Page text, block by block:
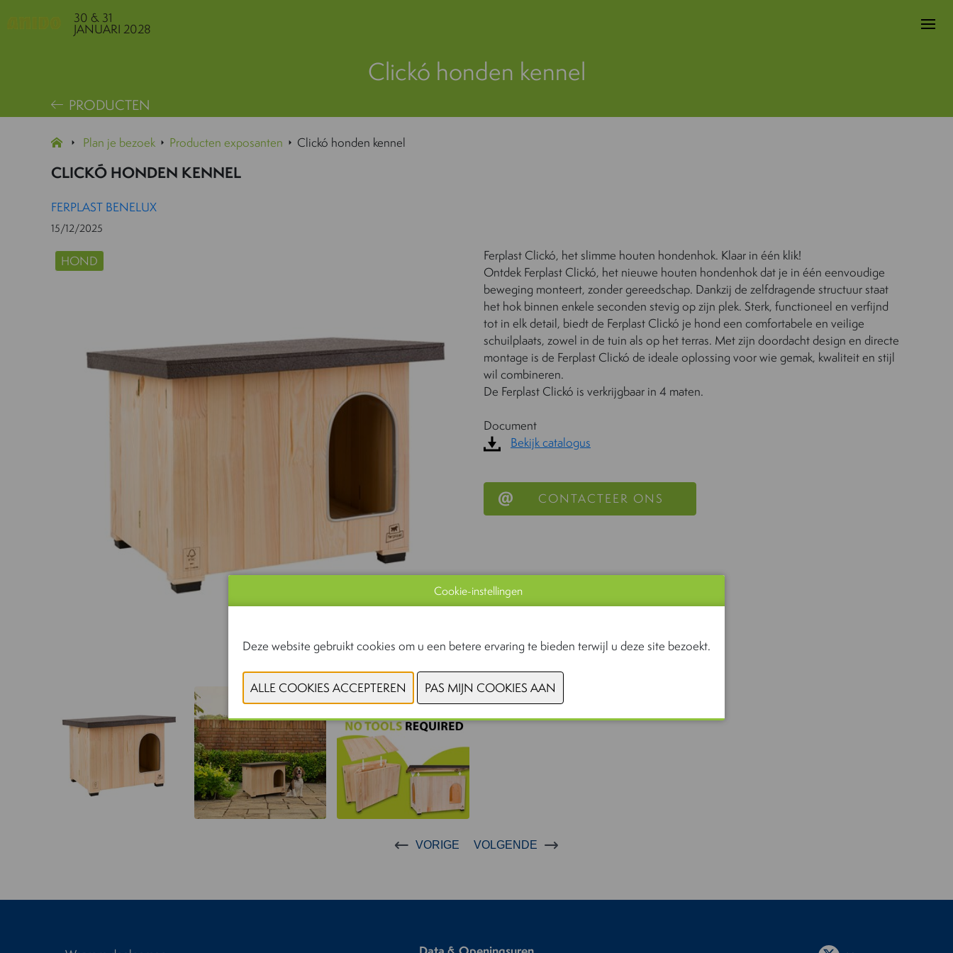
30 & 31
JANUARI 2028
Clickó honden kennel
PRODUCTEN
Plan je bezoek Producten exposanten Clickó honden kennel
CLICKÓ HONDEN KENNEL
HOND
FERPLAST BENELUX
15/12/2025
Ferplast Clickó, het slimme houten hondenhok. Klaar in één klik!
Ontdek Ferplast Clickó, het nieuwe houten hondenhok dat je in één eenvoudige
beweging monteert, zonder gereedschap. Dankzij de zelfdragende structuur staat
het hok binnen enkele seconden stevig op zijn plek. Sterk, functioneel en verfijnd
tot in elk detail, biedt de Ferplast Clickó je hond een comfortabele en veilige
schuilplaats, zowel in de tuin als op het terras. Met zijn doordacht design en directe
montage is de Ferplast Clickó de ideale oplossing voor wie gemak, kwaliteit en stijl
wil combineren.
De Ferplast Clickó is verkrijgbaar in 4 maten.
Document
Bekijk catalogus
CONTACTEER ONS
VORIGE VOLGENDE
Cookie-instellingen
Deze website gebruikt cookies om u een betere ervaring te bieden terwijl u deze site bezoekt.